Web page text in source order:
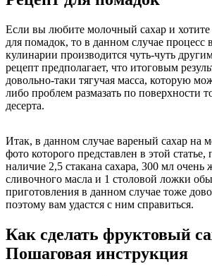
Если вы любите молочный сахар и хотите
для помадок, то в данном случае процесс
кулинарии производится чуть-чуть
рецепт предполагает, что итоговым
довольно-таки тягучая масса, которую
либо проблем размазать по поверхности
десерта.
Итак, в данном случае вареный сахар на
фото которого представлен в этой статье,
наличие 2,5 стакана сахара, 300 мл
сливочного масла и 1 столовой ложки
приготовления в данном случае тоже
поэтому вам удастся с ним справиться.
Как сделать фруктовый
Пошаговая инструкция